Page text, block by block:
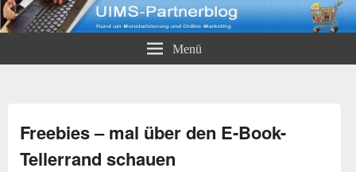
UIMS-Partnerblog
Rund um Monetarisierung und Online-Marketing
Menü
Freebies – mal über den E-Book-
Tellerrand schauen